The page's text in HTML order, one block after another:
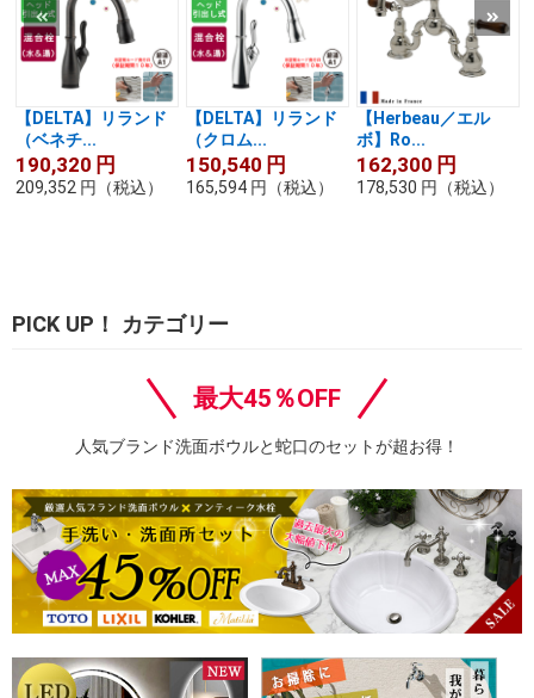
【DELTA】リランド
（ベネチ...
190,320 円
209,352 円 （税込）
【DELTA】リランド
（クロム...
150,540 円
165,594 円 （税込）
【Herbeau／エル
ボ】Ro...
162,300 円
178,530 円 （税込）
PICK UP！ カテゴリー
最大45％OFF
人気ブランド洗面ボウルと蛇口のセットが超お得！